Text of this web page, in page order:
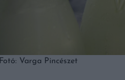
Fotó: Varga Pincészet